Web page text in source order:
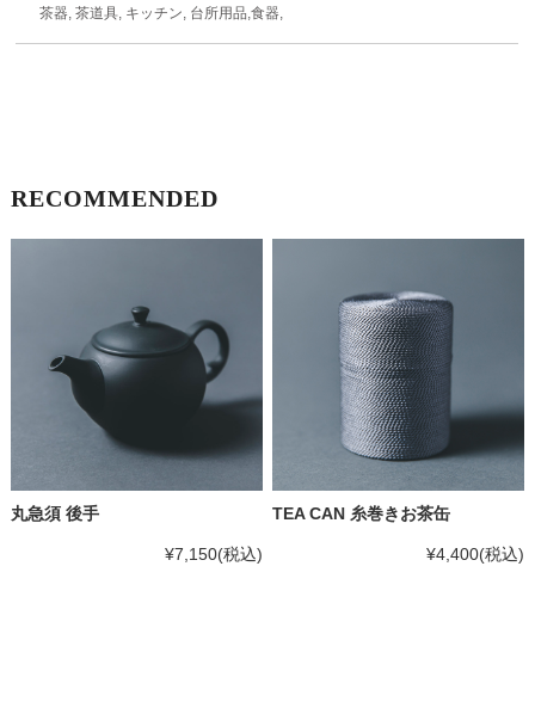
茶器, 茶道具, キッチン, 台所用品,食器,
RECOMMENDED
丸急須 後手
¥7,150(税込)
TEA CAN 糸巻きお茶缶
¥4,400(税込)